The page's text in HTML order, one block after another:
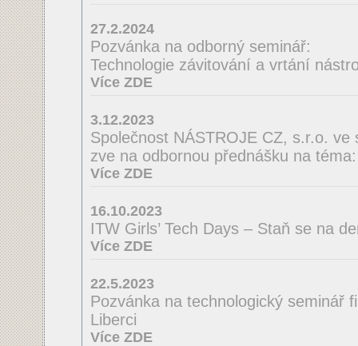
27.2.2024
Pozvánka na odborný seminář:
Technologie závitování a vrtání
Více ZDE
3.12.2023
Společnost NÁSTROJE CZ, s.r.o. ve
zve na odbornou přednášku na
Více ZDE
16.10.2023
ITW Girls’ Tech Days – Staň se na
Více ZDE
22.5.2023
Pozvánka na technologický seminář
Liberci
Více ZDE